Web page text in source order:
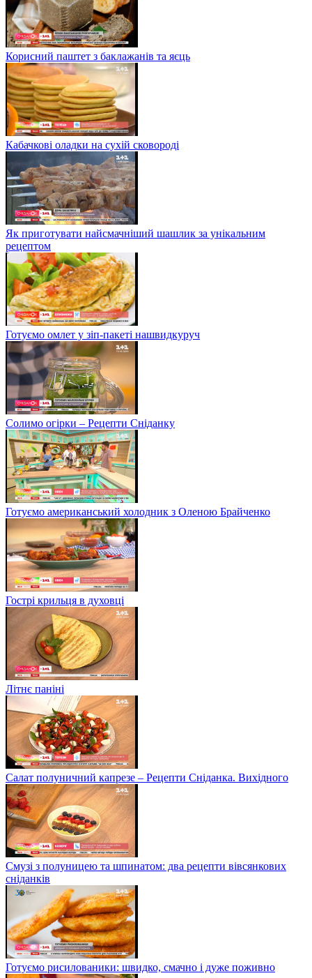
Корисний паштет з баклажанів та яєць
Кабачкові оладки на сухій сковороді
Як приготувати найсмачніший шашлик за унікальним
рецептом
Готуємо омлет у зіп-пакеті нашвидкуруч
Солимо огірки – Рецепти Сніданку
Готуємо американський холодник з Оленою Брайченко
Гострі крильця в духовці
Літнє паніні
Салат полуничний капрезе – Рецепти Сніданка. Вихідного
Смузі з полуницею та шпинатом: два рецепти вівсянкових
сніданків
Готуємо рисилованики: швидко, смачно і дуже поживно